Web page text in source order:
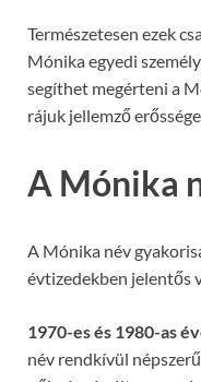
Természetesen ezek
Mónika egyedi
segíthet megérteni a
rájuk jellemző
A Mónika
A Mónika név
évtizedekben jelentős
1970-es és 1980-as
név rendkívül